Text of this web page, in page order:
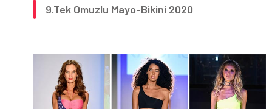
9.Tek Omuzlu Mayo-Bikini 2020